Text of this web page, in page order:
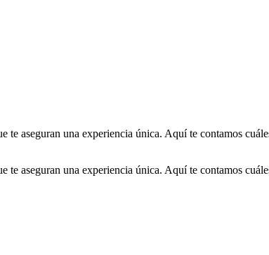
aseguran una experiencia única. Aquí te contamos
aseguran una experiencia única. Aquí te contamos